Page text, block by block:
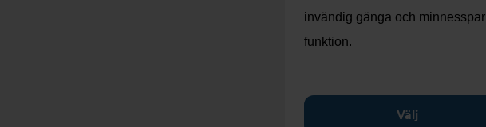
invändig gänga och minnesspar
funktion.
Välj